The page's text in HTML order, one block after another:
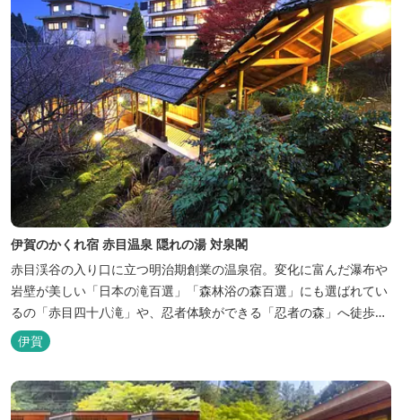
伊賀のかくれ宿 赤目温泉 隠れの湯 対泉閣
赤目渓谷の入り口に立つ明治期創業の温泉宿。変化に富んだ瀑布や
岩壁が美しい「日本の滝百選」「森林浴の森百選」にも選ばれてい
るの「赤目四十八滝」や、忍者体験ができる「忍者の森」へ徒歩５
分と観光にも好立地です。 地下１０００メートルから湧くアルカリ
性単純温泉はしっとり滑らかな肌触りで美肌効果も期待できます。
地元のスギ材を用いた大浴場は、泡風呂を備えた「上忍の湯」、打
たせ湯を備えた「くのいちの...
伊賀